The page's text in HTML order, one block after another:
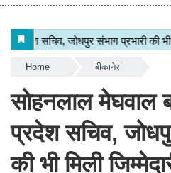
Home बीकानेर
सोहनलाल मेघवाल
प्रदेश सचिव,
की भी मिली